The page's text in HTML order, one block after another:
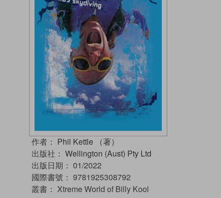
作者： Phil Kettle （著）
出版社： Wellington (Aust) Pty Ltd
出版日期： 01/2022
國際書號： 9781925308792
叢書： Xtreme World of Billy Kool